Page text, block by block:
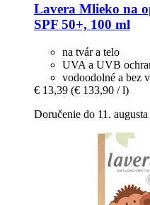
Lavera Mlieko na
SPF 50+, 100 ml
na tvár a telo
UVA a UVB
vodoodolné a bez
€ 13,39 (€ 133,90 / l)
Doručenie do 11. augusta